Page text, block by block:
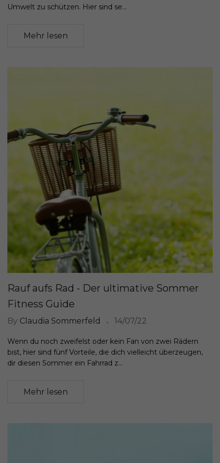
Umwelt zu schützen. Hier sind se...
Mehr lesen
Rauf aufs Rad - Der ultimative Sommer
Fitness Guide
By Claudia Sommerfeld 14/07/22
Wenn du noch zweifelst oder kein Fan von zwei Rädern
bist, hier sind fünf Vorteile, die dich vielleicht überzeugen,
dir diesen Sommer ein Fahrrad z...
Mehr lesen